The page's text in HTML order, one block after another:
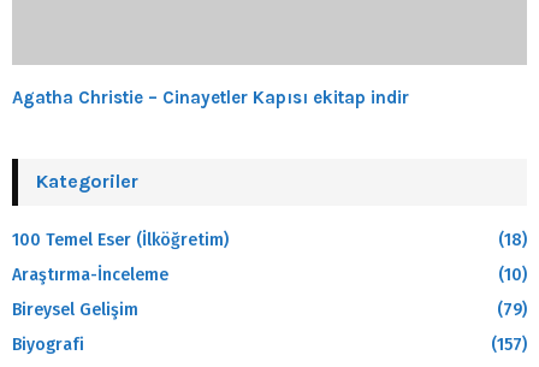
Agatha Christie – Cinayetler Kapısı ekitap indir
Kategoriler
100 Temel Eser (İlköğretim)
(18)
Araştırma-İnceleme
(10)
Bireysel Gelişim
(79)
Biyografi
(157)